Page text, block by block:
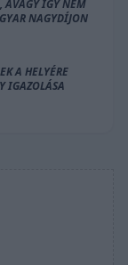
AVAGY ÍGY NEM
NAGYDÍJON
A HELYÉRE
IGAZOLÁSA